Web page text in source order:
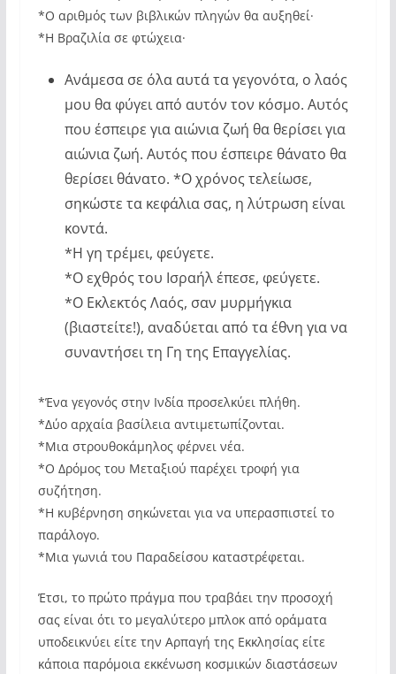
*Ο αριθμός των βιβλικών πληγών θα αυξηθεί·
*Η Βραζιλία σε φτώχεια·
Ανάμεσα σε όλα αυτά τα γεγονότα, ο λαός
μου θα φύγει από αυτόν τον κόσμο. Αυτός
που έσπειρε για αιώνια ζωή θα θερίσει για
αιώνια ζωή. Αυτός που έσπειρε θάνατο θα
θερίσει θάνατο. *Ο χρόνος τελείωσε,
σηκώστε τα κεφάλια σας, η λύτρωση είναι
κοντά.
*Η γη τρέμει, φεύγετε.
*Ο εχθρός του Ισραήλ έπεσε, φεύγετε.
*Ο Εκλεκτός Λαός, σαν μυρμήγκια
(βιαστείτε!), αναδύεται από τα έθνη για να
συναντήσει τη Γη της Επαγγελίας.
*Ένα γεγονός στην Ινδία προσελκύει πλήθη.
*Δύο αρχαία βασίλεια αντιμετωπίζονται.
*Μια στρουθοκάμηλος φέρνει νέα.
*Ο Δρόμος του Μεταξιού παρέχει τροφή για
συζήτηση.
*Η κυβέρνηση σηκώνεται για να υπερασπιστεί το
παράλογο.
*Μια γωνιά του Παραδείσου καταστρέφεται.
Έτσι, το πρώτο πράγμα που τραβάει την προσοχή
σας είναι ότι το μεγαλύτερο μπλοκ από οράματα
υποδεικνύει είτε την Αρπαγή της Εκκλησίας είτε
κάποια παρόμοια εκκένωση κοσμικών διαστάσεων